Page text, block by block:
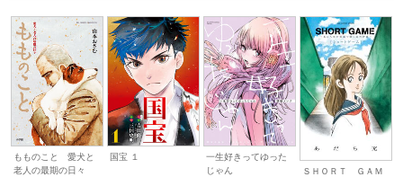
もものこと 愛犬と
老人の最期の日々
国宝 １
一生好きってゆった
じゃん
ＳＨＯＲＴ ＧＡＭ